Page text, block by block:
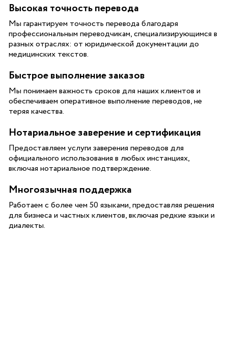
Высокая точность перевода
Мы гарантируем точность перевода благодаря
профессиональным переводчикам, специализирующимся в
разных отраслях: от юридической документации до
медицинских текстов.
Быстрое выполнение заказов
Мы понимаем важность сроков для наших клиентов и
обеспечиваем оперативное выполнение переводов, не
теряя качества.
Нотариальное заверение и сертификация
Предоставляем услуги заверения переводов для
официального использования в любых инстанциях,
включая нотариальное подтверждение.
Многоязычная поддержка
Работаем с более чем 50 языками, предоставляя решения
для бизнеса и частных клиентов, включая редкие языки и
диалекты.